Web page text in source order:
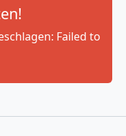
Failed to